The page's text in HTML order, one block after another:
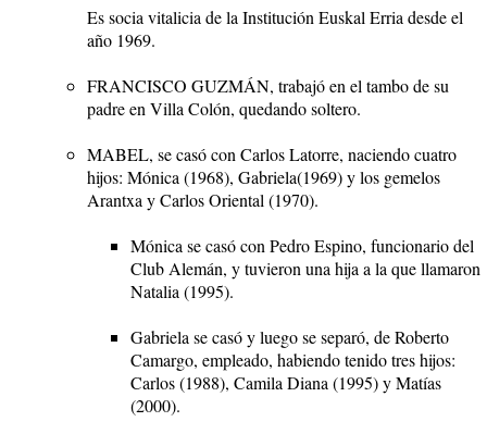
Es socia vitalicia de la Institución Euskal Erria desde el
año 1969.
FRANCISCO GUZMÁN, trabajó en el tambo de su
padre en Villa Colón, quedando soltero.
MABEL, se casó con Carlos Latorre, naciendo cuatro
hijos: Mónica (1968), Gabriela(1969) y los gemelos
Arantxa y Carlos Oriental (1970).
Mónica se casó con Pedro Espino, funcionario del
Club Alemán, y tuvieron una hija a la que llamaron
Natalia (1995).
Gabriela se casó y luego se separó, de Roberto
Camargo, empleado, habiendo tenido tres hijos:
Carlos (1988), Camila Diana (1995) y Matías
(2000).